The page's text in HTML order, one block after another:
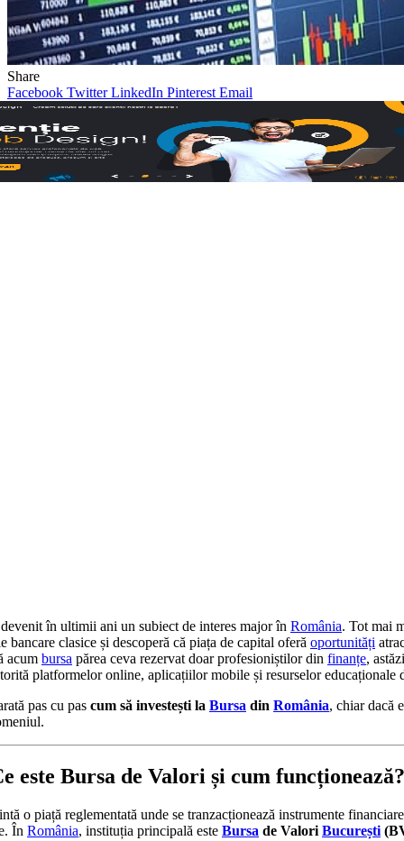
Share
Facebook Twitter LinkedIn Pinterest Email
în ultimii ani un subiect de interes major în România. Tot mai
bancare clasice și descoperă că piața de capital oferă oportunități
acum bursa părea ceva rezervat doar profesioniștilor din finanțe,
platformelor online, aplicațiilor mobile și resurselor educaționale
pas cu pas cum să investești la Bursa din România, chiar dacă
este Bursa de Valori și cum funcționează?
o piață reglementată unde se tranzacționează instrumente
În România, instituția principală este Bursa de Valori București